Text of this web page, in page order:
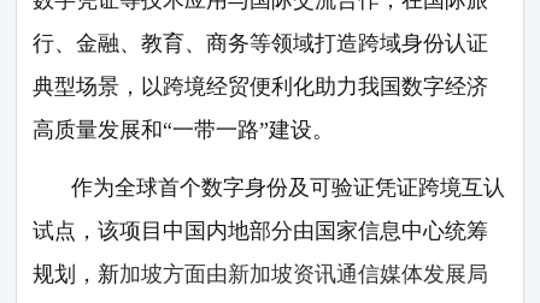
行、金融、教育、商务等领域打造跨域身份认证
典型场景，以跨境经贸便利化助力我国数字经济
高质量发展和“一带一路”建设。
作为全球首个数字身份及可验证凭证跨境互认
试点，该项目中国内地部分由国家信息中心统筹
规划，新加坡方面由新加坡资讯通信媒体发展局